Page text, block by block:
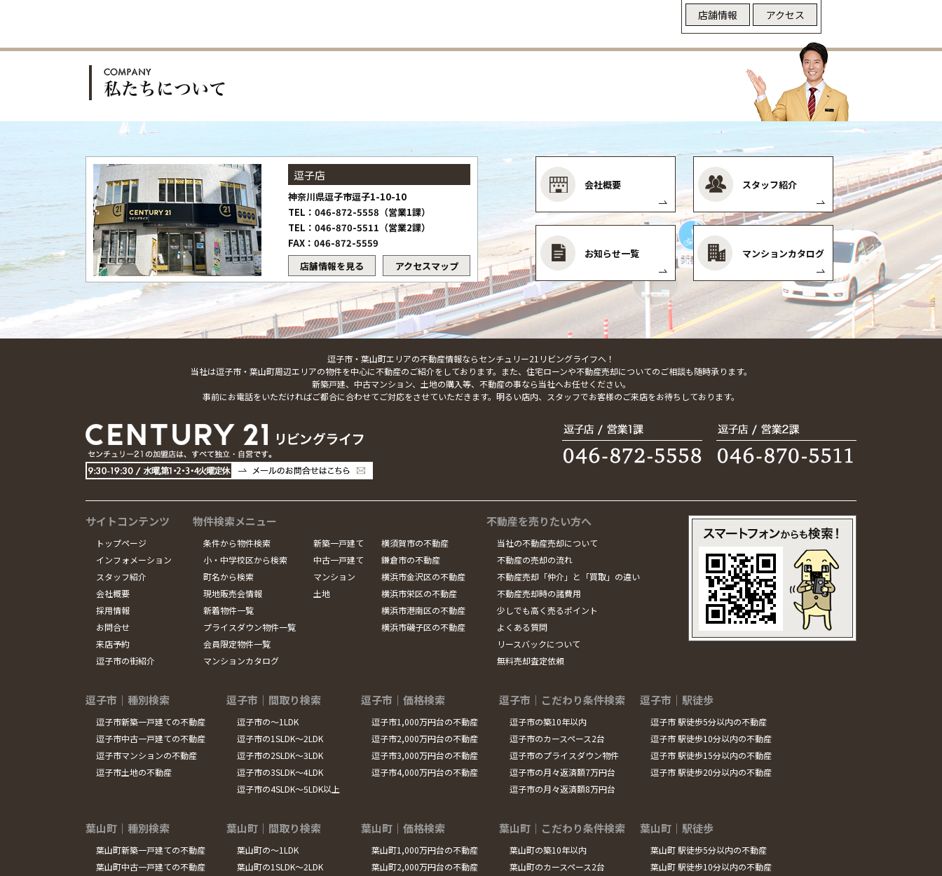
店舗情報 アクセス
逗子店
神奈川県逗子市逗子1-10-10
TEL：046-872-5558（営業1課）
TEL：046-870-5511（営業2課）
FAX：046-872-5559
店舗情報を見る
アクセスマップ
会社概要 スタッフ紹介
お知らせ一覧 マンションカタログ
逗子市・葉山町エリアの不動産情報ならセンチュリー21リビングライフへ！
当社は逗子市・葉山町周辺エリアの物件を中心に不動産のご紹介をしております。また、住宅ローンや不動産売却についてのご相談も随時承ります。
新築戸建、中古マンション、土地の購入等、不動産の事なら当社へお任せください。
事前にお電話をいただければご都合に合わせてご対応をさせていただきます。明るい店内、スタッフでお客様のご来店をお待ちしております。
サイトコンテンツ
トップページ
インフォメーション
スタッフ紹介
会社概要
採用情報
お問合せ
来店予約
逗子市の街紹介
物件検索メニュー
条件から物件検索
小・中学校区から検索
町名から検索
現地販売会情報
新着物件一覧
プライスダウン物件一覧
会員限定物件一覧
マンションカタログ
新築一戸建て
中古一戸建て
マンション
土地
横須賀市の不動産
鎌倉市の不動産
横浜市金沢区の不動産
横浜市栄区の不動産
横浜市港南区の不動産
横浜市磯子区の不動産
不動産を売りたい方へ
当社の不動産売却について
不動産の売却の流れ
不動産売却「仲介」と「買取」の違い
不動産売却時の諸費用
少しでも高く売るポイント
よくある質問
リースバックについて
無料売却査定依頼
逗子市｜種別検索
逗子市新築一戸建ての不動産
逗子市中古一戸建ての不動産
逗子市マンションの不動産
逗子市土地の不動産
逗子市｜間取り検索
逗子市の～1LDK
逗子市の1SLDK～2LDK
逗子市の2SLDK～3LDK
逗子市の3SLDK～4LDK
逗子市の4SLDK～5LDK以上
逗子市｜価格検索
逗子市1,000万円台の不動産
逗子市2,000万円台の不動産
逗子市3,000万円台の不動産
逗子市4,000万円台の不動産
逗子市｜こだわり条件検索
逗子市の築10年以内
逗子市のカースペース2台
逗子市のプライスダウン物件
逗子市の月々返済額7万円台
逗子市の月々返済額8万円台
逗子市｜駅徒歩
逗子市 駅徒歩5分以内の不動産
逗子市 駅徒歩10分以内の不動産
逗子市 駅徒歩15分以内の不動産
逗子市 駅徒歩20分以内の不動産
葉山町｜種別検索
葉山町新築一戸建ての不動産
葉山町中古一戸建ての不動産
葉山町｜間取り検索
葉山町の～1LDK
葉山町の1SLDK～2LDK
葉山町｜価格検索
葉山町1,000万円台の不動産
葉山町2,000万円台の不動産
葉山町｜こだわり条件検索
葉山町の築10年以内
葉山町のカースペース2台
葉山町｜駅徒歩
葉山町 駅徒歩5分以内の不動産
葉山町 駅徒歩10分以内の不動産